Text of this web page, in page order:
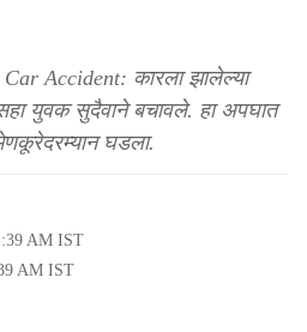
Accident: कारला झालेल्या
युवक सुदैवाने बचावले. हा अपघात
घडला.
AM IST
AM IST